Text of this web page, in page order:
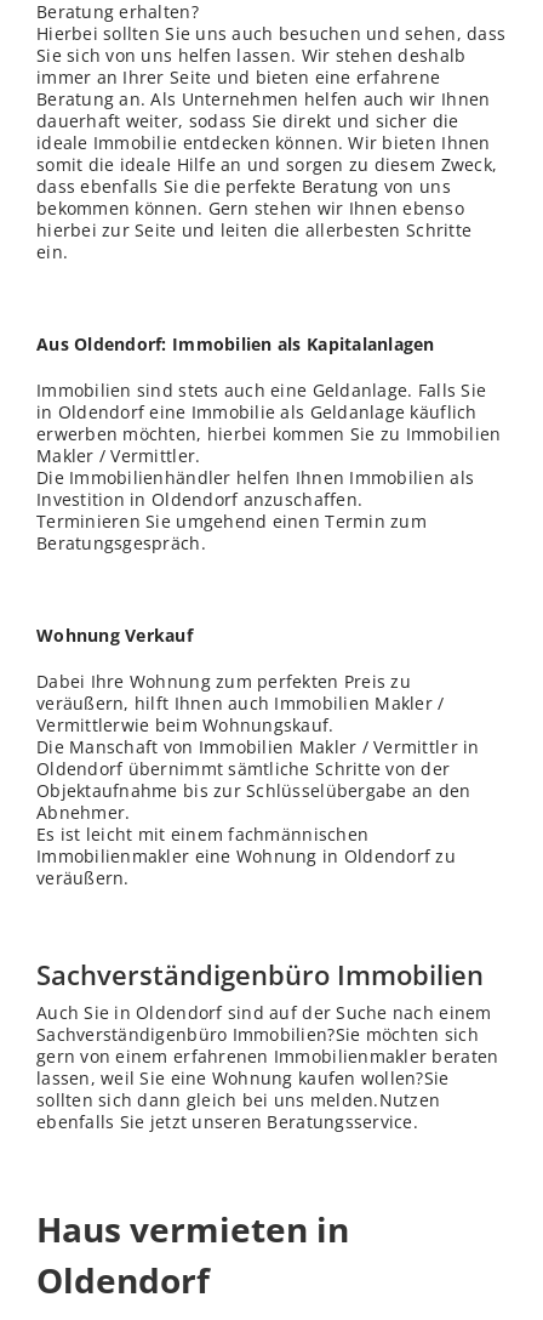
Beratung erhalten?
Hierbei sollten Sie uns auch besuchen und sehen, dass
Sie sich von uns helfen lassen. Wir stehen deshalb
immer an Ihrer Seite und bieten eine erfahrene
Beratung an. Als Unternehmen helfen auch wir Ihnen
dauerhaft weiter, sodass Sie direkt und sicher die
ideale Immobilie entdecken können. Wir bieten Ihnen
somit die ideale Hilfe an und sorgen zu diesem Zweck,
dass ebenfalls Sie die perfekte Beratung von uns
bekommen können. Gern stehen wir Ihnen ebenso
hierbei zur Seite und leiten die allerbesten Schritte
ein.
Aus Oldendorf: Immobilien als Kapitalanlagen
Immobilien sind stets auch eine Geldanlage. Falls Sie
in Oldendorf eine Immobilie als Geldanlage käuflich
erwerben möchten, hierbei kommen Sie zu Immobilien
Makler / Vermittler.
Die Immobilienhändler helfen Ihnen Immobilien als
Investition in Oldendorf anzuschaffen.
Terminieren Sie umgehend einen Termin zum
Beratungsgespräch.
Wohnung Verkauf
Dabei Ihre Wohnung zum perfekten Preis zu
veräußern, hilft Ihnen auch Immobilien Makler /
Vermittlerwie beim Wohnungskauf.
Die Manschaft von Immobilien Makler / Vermittler in
Oldendorf übernimmt sämtliche Schritte von der
Objektaufnahme bis zur Schlüsselübergabe an den
Abnehmer.
Es ist leicht mit einem fachmännischen
Immobilienmakler eine Wohnung in Oldendorf zu
veräußern.
Sachverständigenbüro Immobilien
Auch Sie in Oldendorf sind auf der Suche nach einem
Sachverständigenbüro Immobilien?Sie möchten sich
gern von einem erfahrenen Immobilienmakler beraten
lassen, weil Sie eine Wohnung kaufen wollen?Sie
sollten sich dann gleich bei uns melden.Nutzen
ebenfalls Sie jetzt unseren Beratungsservice.
Haus vermieten in
Oldendorf